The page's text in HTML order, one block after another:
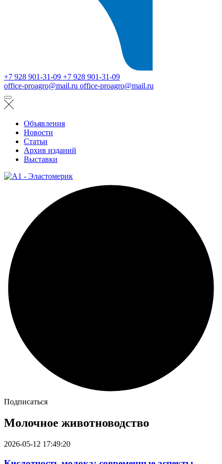
+7 928 901-31-09 +7 928 901-31-09
office-proagro@mail.ru office-proagro@mail.ru
Объявления
Новости
Статьи
Архив изданий
Выставки
Подписаться
Молочное животноводство
2026-05-12 17:49:20